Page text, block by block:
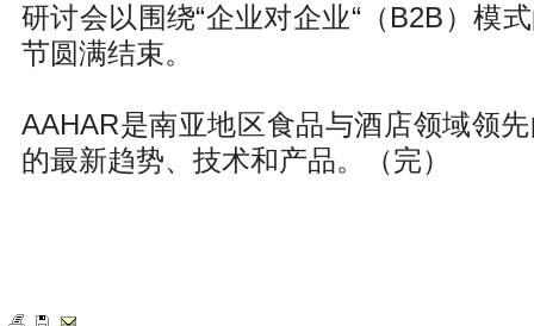
研讨会以围绕“企业对企业“（B2B）模
节圆满结束。
AAHAR是南亚地区食品与酒店领域领
的最新趋势、技术和产品。（完）